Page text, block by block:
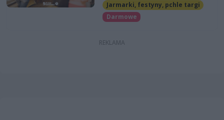
Jarmarki, festyny, pchle targi
Darmowe